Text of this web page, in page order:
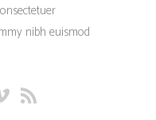
nibh euismod